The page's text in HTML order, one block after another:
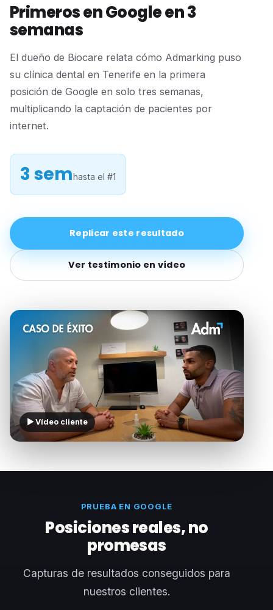
Primeros en Google en 3
semanas
El dueño de Biocare relata cómo Admarking puso
su clínica dental en Tenerife en la primera
posición de Google en solo tres semanas,
multiplicando la captación de pacientes por
internet.
3 semhasta el #1
Replicar este resultado
Ver testimonio en vídeo
▶ Vídeo cliente
PRUEBA EN GOOGLE
Posiciones reales, no
promesas
Capturas de resultados conseguidos para
nuestros clientes.